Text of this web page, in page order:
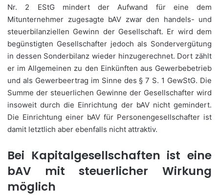
Nr. 2 EStG mindert der Aufwand für eine dem
Mitunternehmer zugesagte bAV zwar den handels- und
steuerbilanziellen Gewinn der Gesellschaft. Er wird dem
begünstigten Gesellschafter jedoch als Sondervergütung
in dessen Sonderbilanz wieder hinzugerechnet. Dort zählt
er im Allgemeinen zu den Einkünften aus Gewerbebetrieb
und als Gewerbeertrag im Sinne des § 7 S. 1 GewStG. Die
Summe der steuerlichen Gewinne der Gesellschafter wird
insoweit durch die Einrichtung der bAV nicht gemindert.
Die Einrichtung einer bAV für Personengesellschafter ist
damit letztlich aber ebenfalls nicht attraktiv.
Bei Kapitalgesellschaften ist eine
bAV mit steuerlicher Wirkung
möglich